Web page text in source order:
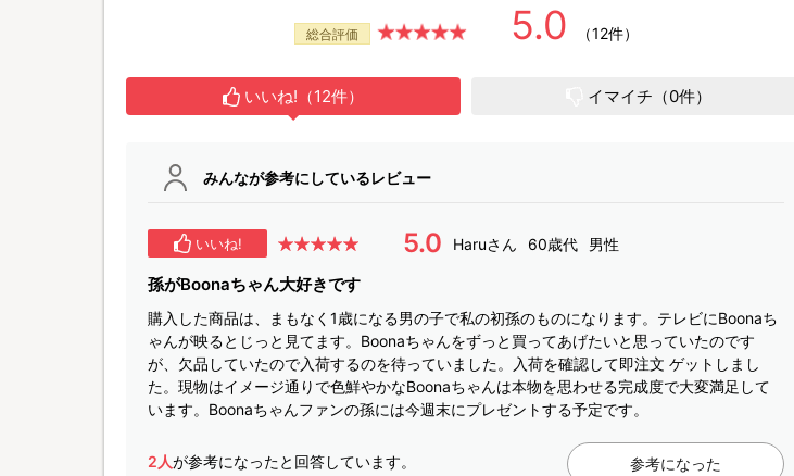
総合評価 5.0 （12件）
いいね!（12件） イマイチ（0件）
みんなが参考にしているレビュー
いいね! 5.0 Haruさん 60歳代 男性
孫がBoonaちゃん大好きです
購入した商品は、まもなく1歳になる男の子で私の初孫のものになります。テレビにBoonaち
ゃんが映るとじっと見てます。Boonaちゃんをずっと買ってあげたいと思っていたのです
が、欠品していたので入荷するのを待っていました。入荷を確認して即注文 ゲットしまし
た。現物はイメージ通りで色鮮やかなBoonaちゃんは本物を思わせる完成度で大変満足して
います。Boonaちゃんファンの孫には今週末にプレゼントする予定です。
2人が参考になったと回答しています。 参考になった